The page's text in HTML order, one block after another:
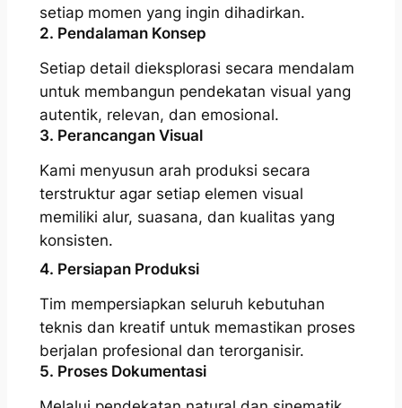
setiap momen yang ingin dihadirkan.
2. Pendalaman Konsep
Setiap detail dieksplorasi secara mendalam
untuk membangun pendekatan visual yang
autentik, relevan, dan emosional.
3. Perancangan Visual
Kami menyusun arah produksi secara
terstruktur agar setiap elemen visual
memiliki alur, suasana, dan kualitas yang
konsisten.
4. Persiapan Produksi
Tim mempersiapkan seluruh kebutuhan
teknis dan kreatif untuk memastikan proses
berjalan profesional dan terorganisir.
5. Proses Dokumentasi